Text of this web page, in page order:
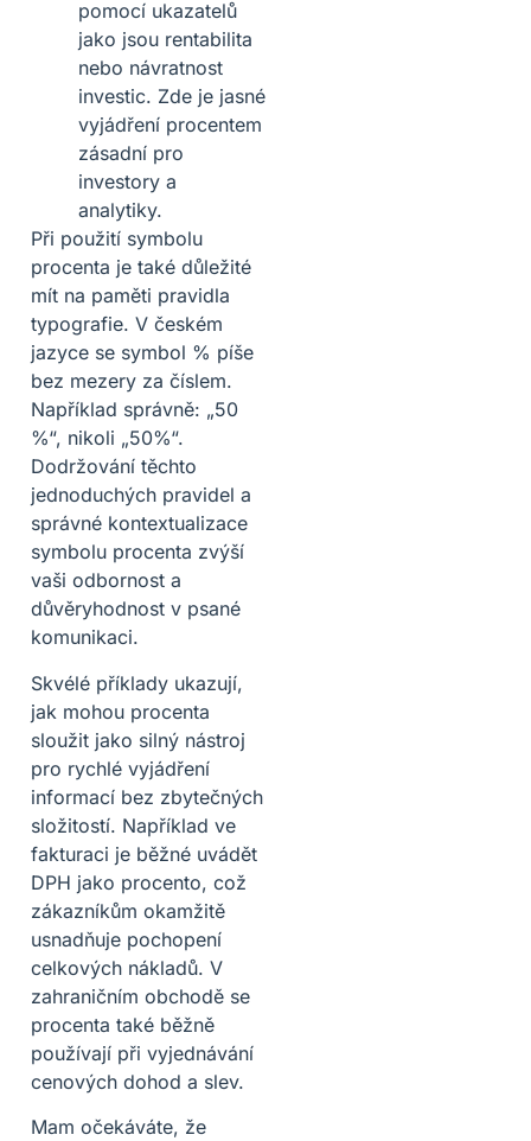
pomocí ukazatelů
jako jsou rentabilita
nebo návratnost
investic. Zde je jasné
vyjádření procentem
zásadní pro
investory a
analytiky.
Při použití symbolu
procenta je také důležité
mít na paměti pravidla
typografie. V českém
jazyce se symbol % píše
bez mezery za číslem.
Například správně: „50
%“, nikoli „50%“.
Dodržování těchto
jednoduchých pravidel a
správné kontextualizace
symbolu procenta zvýší
vaši odbornost a
důvěryhodnost v psané
komunikaci.
Skvélé příklady ukazují,
jak mohou procenta
sloužit jako silný nástroj
pro rychlé vyjádření
informací bez zbytečných
složitostí. Například ve
fakturaci je běžné uvádět
DPH jako procento, což
zákazníkům okamžitě
usnadňuje pochopení
celkových nákladů. V
zahraničním obchodě se
procenta také běžně
používají při vyjednávání
cenových dohod a slev.
Mam očekáváte, že